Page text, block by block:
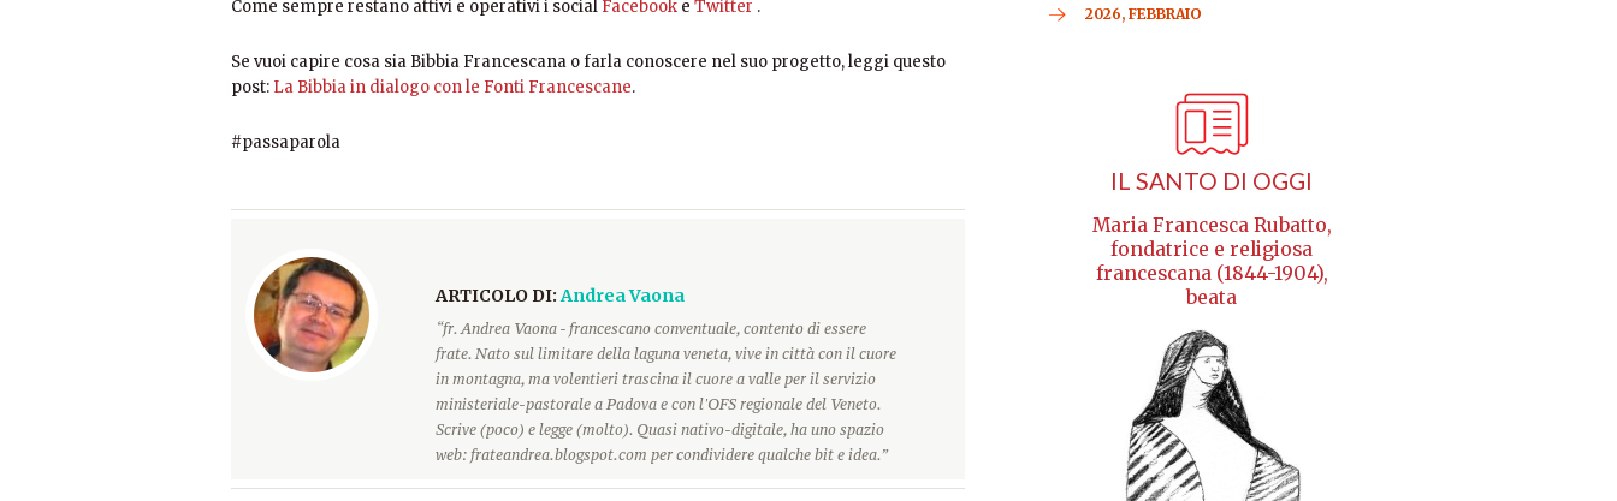
Come sempre restano attivi e operativi i social Facebook e Twitter .
Se vuoi capire cosa sia Bibbia Francescana o farla conoscere nel suo progetto, leggi questo
post: La Bibbia in dialogo con le Fonti Francescane.
#passaparola
ARTICOLO DI:Andrea Vaona
“fr. Andrea Vaona - francescano conventuale, contento di essere
frate. Nato sul limitare della laguna veneta, vive in città con il cuore
in montagna, ma volentieri trascina il cuore a valle per il servizio
ministeriale-pastorale a Padova e con l'OFS regionale del Veneto.
Scrive (poco) e legge (molto). Quasi nativo-digitale, ha uno spazio
web: frateandrea.blogspot.com per condividere qualche bit e idea.”
2026, FEBBRAIO
IL SANTO DI OGGI
Maria Francesca Rubatto,
fondatrice e religiosa
francescana (1844-1904),
beata